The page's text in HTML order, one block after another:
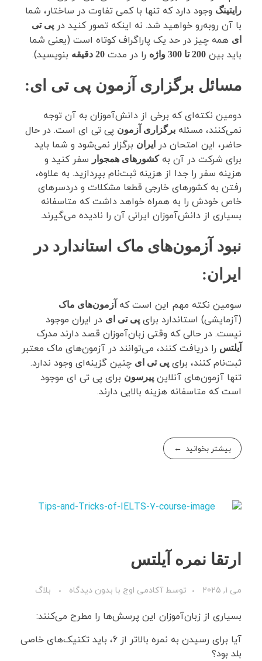
رایتینگ وجود دارد که تنها با کمی تفاوت در ساختار، شما
با آن روبه‌رو خواهید شد. نه اینکه تصور کنید درپی تی
ای همه چیز در حد یک پاراگراف کوتاه است (یعنی شما
باید بین 200 تا 300 واژه را در مدت 20 دقیقه بنویسید).
مسائل برگزاری آزمون پی تی ای:
دومین نکته‌ای که برخی از دانش‌آموزان به آن توجه
نمی‌کنند، مسئله برگزاری آزمون پی تی ای است. در حال
حاضر، این امتحان در
ایران برگزار نمی‌شود و شما باید
برای شرکت در آن بهکشورهای همجوار سفر کنید و
هزینه سفر را جدا از هزینه ثبت‌نام بپردازید. به علاوه،
رفتن به کشورهای خارجی قطعا مشکلات و دردسرهای
خاص خودش را به همراه خواهد داشت که متاسفانه
بسیاری از دانش‌آموزان ایرانی آن را نادیده می‌گیرند.
نبود آزمون‌های ماک استاندارد در
ایران:
سومین نکته مهم این است که آزمون‌های ماک
(آزمایشی) استاندارد برایپی تی ای در ایران موجود
نیست. در حالی که وقتی زبان‌آموزان قصد دارند مدرک
آیلتس را دریافت کنند، می‌توانند در آزمون‌های ماک معتبر
ثبت‌نام کنند، برایپی تی ای چنین گزینه‌ای وجود ندارد.
تنها آزمون‌های آنلاینپیرسون برای پی تی ای موجود
است که متاسفانه هزینه بالایی دارند.
بیشتر بخوانید
ارتقا نمره آیلتس
می 1, 2025 توسط آکادمی اوج با بدون دیدگاه بلاگ
بسیاری از زبان‌آموزان این پرسش‌ها را مطرح می‌کنند:
آیا برای رسیدن به نمره بالاتر از 6، باید تکنیک‌های خاصی
بلد بود؟